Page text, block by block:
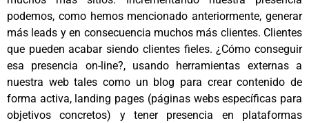
podemos, como hemos mencionado anteriormente, generar
más leads y en consecuencia muchos más clientes. Clientes
que pueden acabar siendo clientes fieles. ¿Cómo conseguir
esa presencia on-line?, usando herramientas externas a
nuestra web tales como un blog para crear contenido de
forma activa, landing pages (páginas webs específicas para
objetivos concretos) y tener presencia en plataformas